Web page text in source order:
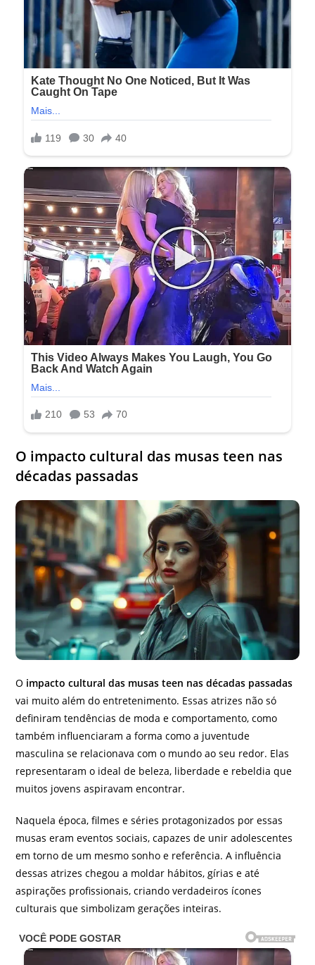
O impacto cultural das musas teen nas
décadas passadas
O impacto cultural das musas teen nas décadas passadas
vai muito além do entretenimento. Essas atrizes não só
definiram tendências de moda e comportamento, como
também influenciaram a forma como a juventude
masculina se relacionava com o mundo ao seu redor. Elas
representaram o ideal de beleza, liberdade e rebeldia que
muitos jovens aspiravam encontrar.
Naquela época, filmes e séries protagonizados por essas
musas eram eventos sociais, capazes de unir adolescentes
em torno de um mesmo sonho e referência. A influência
dessas atrizes chegou a moldar hábitos, gírias e até
aspirações profissionais, criando verdadeiros ícones
culturais que simbolizam gerações inteiras.